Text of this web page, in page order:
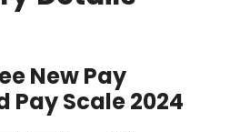
New Pay
Pay Scale 2024